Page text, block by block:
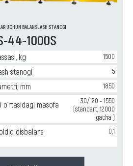
UCHUN BALANSLASH STANOGI
44-1000S
kg 1500
stanogi 5
mm 1850
o‘rtasidagi masofa
30/120 - 1550
(standart, 12000
gacha )
disbalans
0,1